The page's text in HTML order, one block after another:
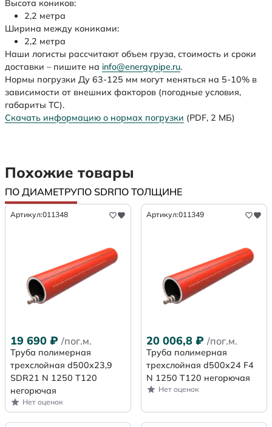
Высота коников:
2,2 метра
Ширина между кониками:
2,2 метра
Наши логисты рассчитают объем груза, стоимость и сроки
доставки – пишите на info@energypipe.ru.
Нормы погрузки Ду 63-125 мм могут меняться на 5-10% в
зависимости от внешних факторов (погодные условия,
габариты ТС).
Скачать информацию о нормах погрузки (PDF, 2 МБ)
Похожие товары
ПО ДИАМЕТРУПО SDRПО ТОЛЩИНЕ
Артикул:011348
19 690 ₽ /пог.м.
Труба полимерная
трехслойная d500x23,9
SDR21 N 1250 Т120
негорючая
Нет оценок
Артикул:011349
20 006,8 ₽ /пог.м.
Труба полимерная
трехслойная d500x24 F4
N 1250 Т120 негорючая
Нет оценок